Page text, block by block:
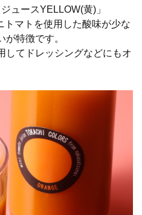
ュースYELLOW(黄)」
マトを使用した酸味が少な
特徴です。
してドレッシングなどにもオ